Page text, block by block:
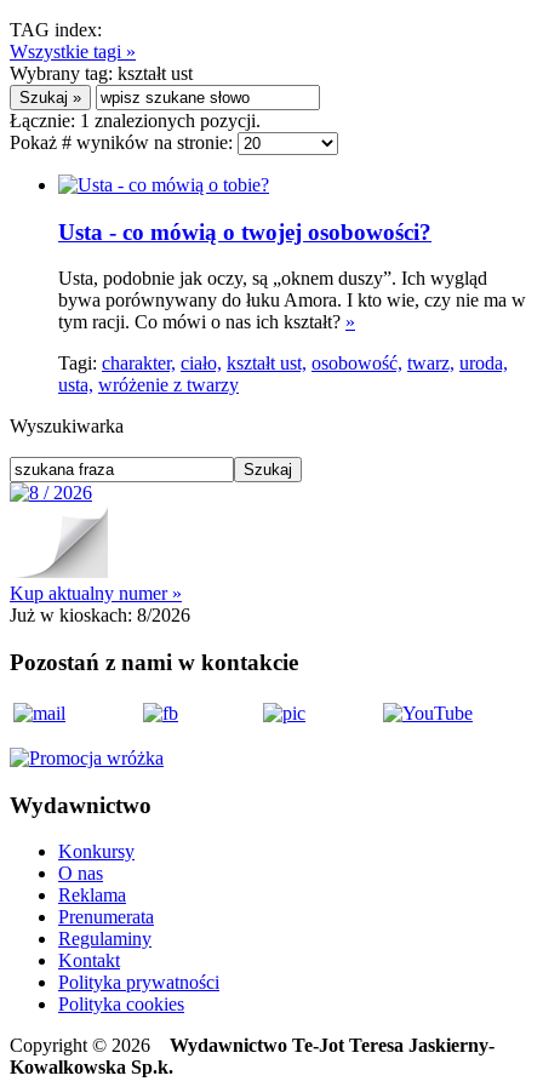
TAG index:
Wszystkie tagi »
Wybrany tag: kształt ust
Łącznie: 1 znalezionych pozycji.
Pokaż # wyników na stronie:
Usta - co mówią o twojej osobowości?
Usta, podobnie jak oczy, są „oknem duszy”. Ich wygląd
bywa porównywany do łuku Amora. I kto wie, czy nie ma w
tym racji. Co mówi o nas ich kształt? »
Tagi: charakter, ciało, kształt ust, osobowość, twarz, uroda,
usta, wróżenie z twarzy
Wyszukiwarka
Kup aktualny numer »
Już w kioskach: 8/2026
Pozostań z nami w kontakcie
Wydawnictwo
Konkursy
O nas
Reklama
Prenumerata
Regulaminy
Kontakt
Polityka prywatności
Polityka cookies
Copyright © 2026 Wydawnictwo Te-Jot Teresa Jaskierny-
Kowalkowska Sp.k.